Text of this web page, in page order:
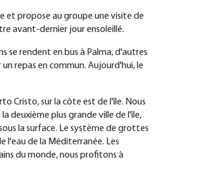
et propose au groupe une visite de
avant-dernier jour ensoleillé.
se rendent en bus à Palma, d'autres
repas en commun. Aujourd'hui, le
Cristo, sur la côte est de l'île. Nous
deuxième plus grande ville de l'île,
la surface. Le système de grottes
l'eau de la Méditerranée. Les
du monde, nous profitons à